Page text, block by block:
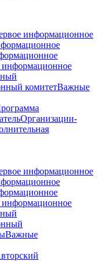
информационное
информационное
комитетВажные
Организации-
информационное
информационное
Важные